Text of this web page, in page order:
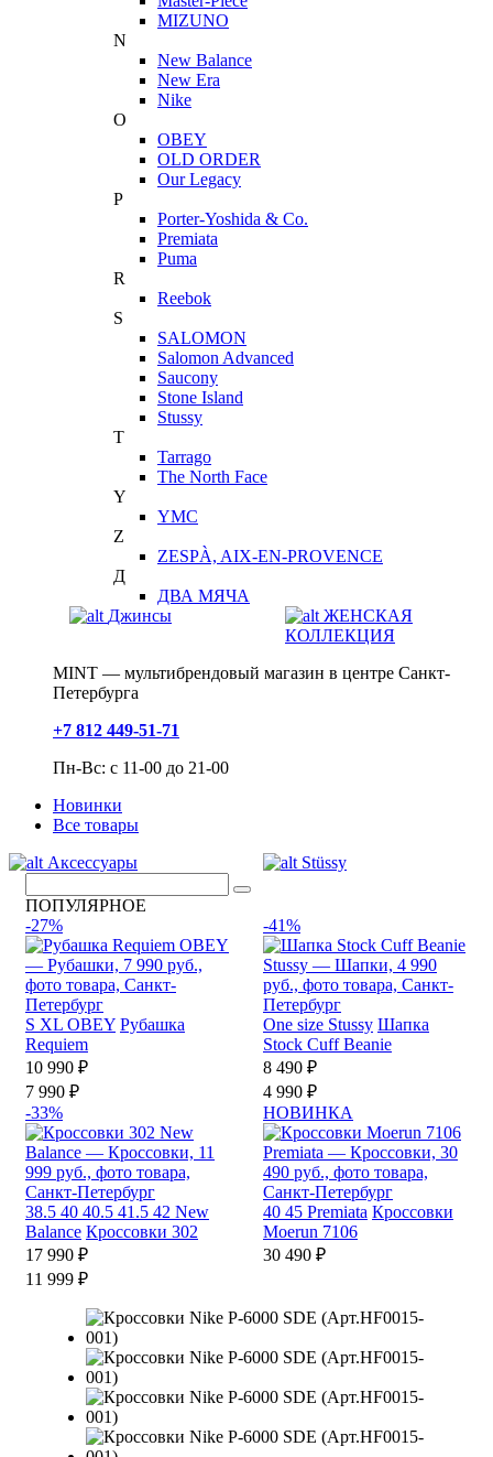
MIZUNO
N
New Balance
New Era
Nike
O
OBEY
OLD ORDER
Our Legacy
P
Porter-Yoshida & Co.
Premiata
Puma
R
Reebok
S
SALOMON
Salomon Advanced
Saucony
Stone Island
Stussy
T
Tarrago
The North Face
Y
YMC
Z
ZESPÀ, AIX-EN-PROVENCE
Д
ДВА МЯЧА
Джинсы
ЖЕНСКАЯ
КОЛЛЕКЦИЯ
MINT — мультибрендовый магазин в центре Санкт-
Петербурга
+7 812 449-51-71
Пн-Вс: с 11-00 до 21-00
Новинки
Все товары
Аксессуары
Stüssy
ПОПУЛЯРНОЕ
-27%
S XL OBEY Рубашка
Requiem
10 990 ₽
7 990 ₽
-41%
One size Stussy Шапка
Stock Cuff Beanie
8 490 ₽
4 990 ₽
-33%
38.5 40 40.5 41.5 42 New
Balance Кроссовки 302
17 990 ₽
11 999 ₽
НОВИНКА
40 45 Premiata Кроссовки
Moerun 7106
30 490 ₽